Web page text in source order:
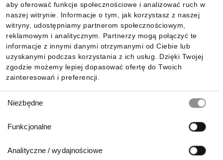
aby oferować funkcje społecznościowe i analizować ruch w
naszej witrynie. Informacje o tym, jak korzystasz z naszej
witryny, udostępniamy partnerom społecznościowym,
reklamowym i analitycznym. Partnerzy mogą połączyć te
informacje z innymi danymi otrzymanymi od Ciebie lub
uzyskanymi podczas korzystania z ich usług. Dzięki Twojej
zgodzie możemy lepiej dopasować ofertę do Twoich
zainteresowań i preferencji.
zgody
Niezbędne
Funkcjonalne
Analityczne / wydajnościowe
Informacje
Pobierz naszą aplikację mobilną: